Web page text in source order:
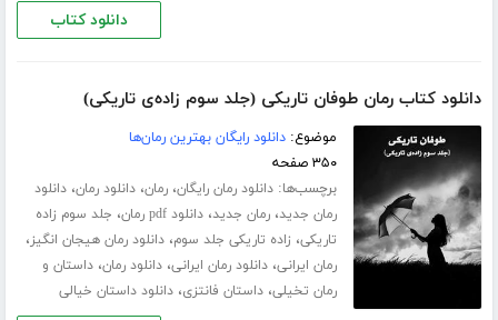
دانلود کتاب
دانلود کتاب رمان طوفان تاریکی (جلد سوم زاده‌ی تاریکی)
موضوع:دانلود رایگان بهترین رمان‌ها
۳۵۰ صفحه
برچسب‌ها:دانلود رمان رایگان،رمان،دانلود رمان،دانلود
رمان جدید،رمان جدید،دانلود pdf رمان ، جلد سوم زاده
تاریکی، زاده تاریکی جلد سوم،دانلود رمان هیجان انگیز،
رمان ایرانی،دانلود رمان ایرانی،دانلود رمان،داستان و
رمان تخیلی،داستان فانتزی،دانلود داستان خیالی